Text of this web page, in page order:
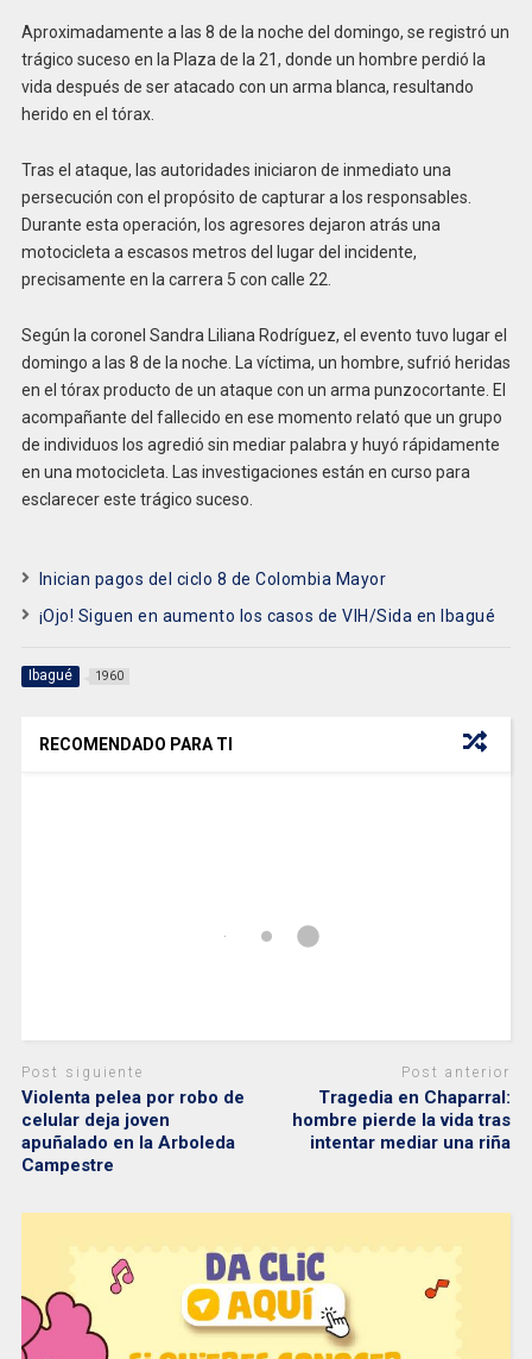
Aproximadamente a las 8 de la noche del domingo, se registró un
trágico suceso en la Plaza de la 21, donde un hombre perdió la
vida después de ser atacado con un arma blanca, resultando
herido en el tórax.
Tras el ataque, las autoridades iniciaron de inmediato una
persecución con el propósito de capturar a los responsables.
Durante esta operación, los agresores dejaron atrás una
motocicleta a escasos metros del lugar del incidente,
precisamente en la carrera 5 con calle 22.
Según la coronel Sandra Liliana Rodríguez, el evento tuvo lugar el
domingo a las 8 de la noche. La víctima, un hombre, sufrió heridas
en el tórax producto de un ataque con un arma punzocortante. El
acompañante del fallecido en ese momento relató que un grupo
de individuos los agredió sin mediar palabra y huyó rápidamente
en una motocicleta. Las investigaciones están en curso para
esclarecer este trágico suceso.
Inician pagos del ciclo 8 de Colombia Mayor
¡Ojo! Siguen en aumento los casos de VIH/Sida en Ibagué
Ibagué 1960
RECOMENDADO PARA TI
Post siguiente
Violenta pelea por robo de
celular deja joven
apuñalado en la Arboleda
Campestre
Post anterior
Tragedia en Chaparral:
hombre pierde la vida tras
intentar mediar una riña